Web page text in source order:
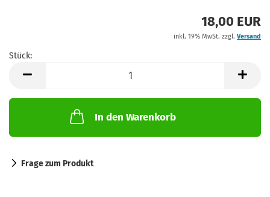
18,00 EUR
inkl. 19% MwSt. zzgl. Versand
Stück:
In den Warenkorb
Frage zum Produkt